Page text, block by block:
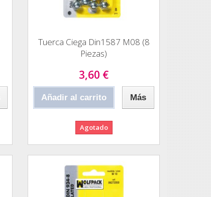
Tuerca Ciega Din1587 M08 (8
Piezas)
3,60 €
Añadir al carrito Más
Agotado